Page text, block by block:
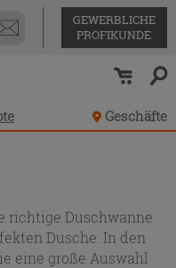
GEWERBLICHE
PROFIKUNDE
Geschäfte
richtige Duschwanne
Dusche: In den
eine große Auswahl